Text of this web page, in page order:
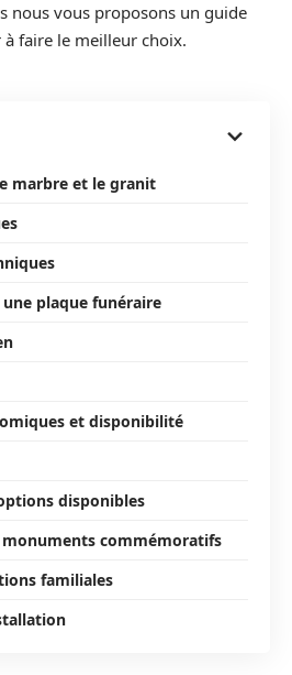
nous vous proposons un guide
faire le meilleur choix.
marbre et le granit
plaque funéraire
et disponibilité
disponibles
commémoratifs
familiales